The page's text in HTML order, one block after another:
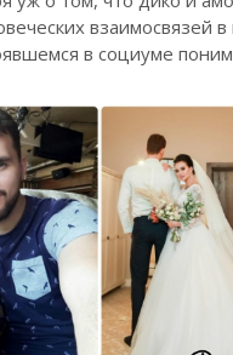
взаимосвязей в
в социуме